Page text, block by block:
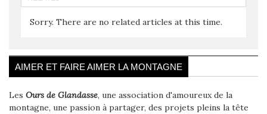
Sorry. There are no related articles at this time.
AIMER ET FAIRE AIMER LA MONTAGNE
Les Ours de Glandasse, une association d'amoureux de la
montagne, une passion à partager, des projets pleins la tête